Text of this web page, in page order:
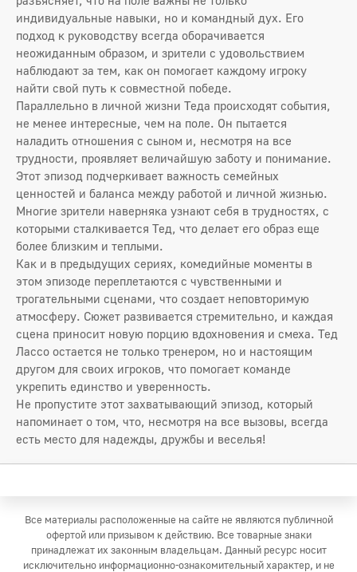
индивидуальные навыки, но и командный дух. Его
подход к руководству всегда оборачивается
неожиданным образом, и зрители с удовольствием
наблюдают за тем, как он помогает каждому игроку
найти свой путь к совместной победе.
Параллельно в личной жизни Теда происходят события,
не менее интересные, чем на поле. Он пытается
наладить отношения с сыном и, несмотря на все
трудности, проявляет величайшую заботу и понимание.
Этот эпизод подчеркивает важность семейных
ценностей и баланса между работой и личной жизнью.
Многие зрители наверняка узнают себя в трудностях, с
которыми сталкивается Тед, что делает его образ еще
более близким и теплыми.
Как и в предыдущих сериях, комедийные моменты в
этом эпизоде переплетаются с чувственными и
трогательными сценами, что создает неповторимую
атмосферу. Сюжет развивается стремительно, и каждая
сцена приносит новую порцию вдохновения и смеха. Тед
Лассо остается не только тренером, но и настоящим
другом для своих игроков, что помогает команде
укрепить единство и уверенность.
Не пропустите этот захватывающий эпизод, который
напоминает о том, что, несмотря на все вызовы, всегда
есть место для надежды, дружбы и веселья!
Все материалы расположенные на сайте не являются публичной
офертой или призывом к действию. Все товарные знаки
принадлежат их законным владельцам. Данный ресурс носит
исключительно информационно-ознакомительный характер, и не